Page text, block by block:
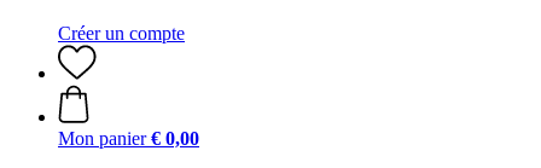
Créer un compte
Mon panier € 0,00